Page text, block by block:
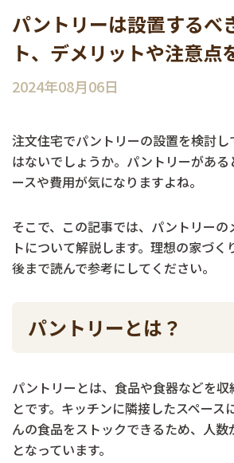
パントリーは設置するべ
ト、デメリットや注意点
2024年08月06日
注文住宅でパントリーの設置を検討
はないでしょうか。パントリーがあ
ースや費用が気になりますよね。
そこで、この記事では、パントリーの
トについて解説します。理想の家づ
後まで読んで参考にしてください。
パントリーとは？
パントリーとは、食品や食器などを収
とです。キッチンに隣接したスペース
んの食品をストックできるため、人
となっています。